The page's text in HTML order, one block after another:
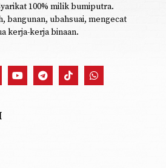
100% milik bumiputra.
bangunan, ubahsuai, mengecat
kerja-kerja binaan.